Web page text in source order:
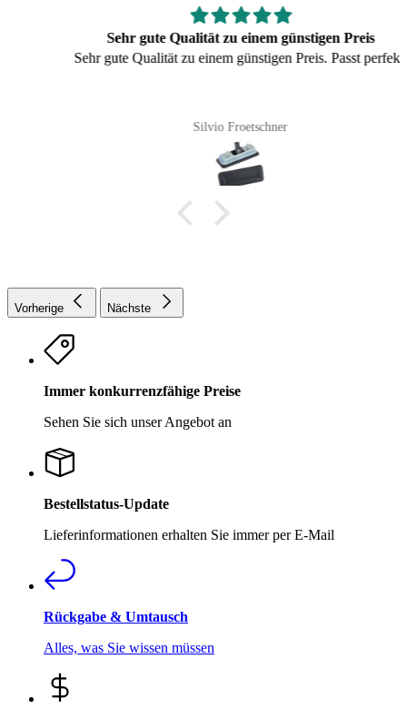
Sehr gute Qualität zu einem günstigen Preis
Sehr gute Qualität zu einem günstigen Preis. Passt perfekt.
Silvio Froetschner
Vorherige Nächste
Immer konkurrenzfähige Preise
Sehen Sie sich unser Angebot an
Bestellstatus-Update
Lieferinformationen erhalten Sie immer per E-Mail
Rückgabe & Umtausch
Alles, was Sie wissen müssen